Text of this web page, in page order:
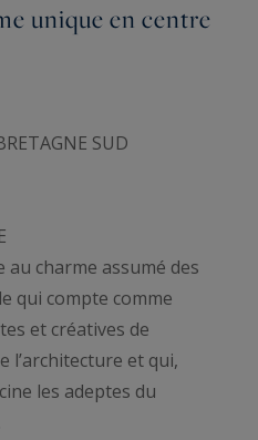
unique en centre
SUD
au charme assumé des
qui compte comme
et créatives de
l’architecture et qui,
les adeptes du